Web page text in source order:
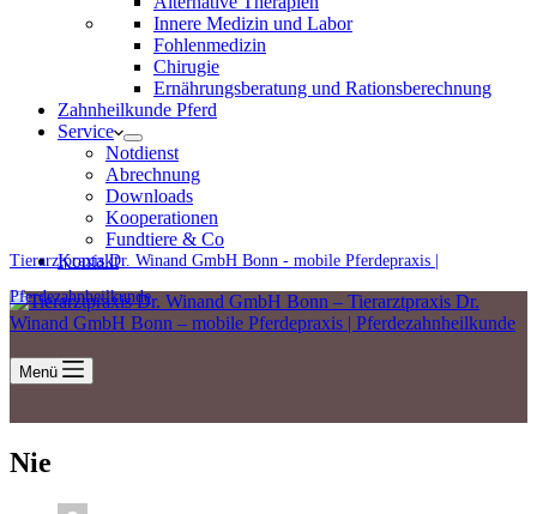
Innere Medizin und Labor
Fohlenmedizin
Chirugie
Ernährungsberatung und Rationsberechnung
Zahnheilkunde Pferd
Service
Notdienst
Abrechnung
Downloads
Kooperationen
Fundtiere & Co
Kontakt
Tierarztpraxis Dr. Winand GmbH Bonn - mobile Pferdepraxis |
Pferdezahnheilkunde
Menü
Nie